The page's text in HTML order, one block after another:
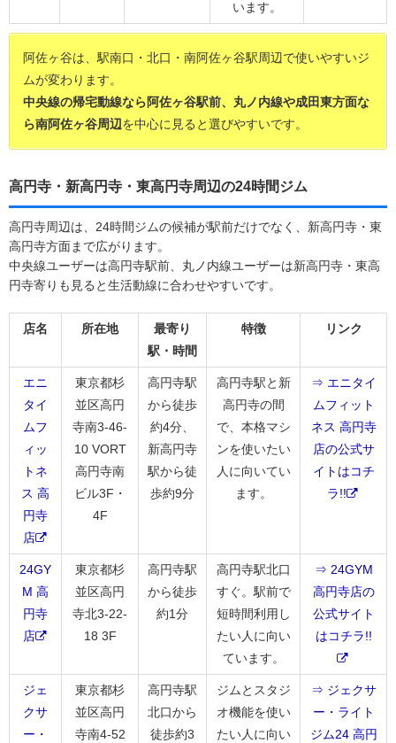
います。
阿佐ヶ谷は、駅南口・北口・南阿佐ヶ谷駅周辺で使いやすいジ
ムが変わります。
中央線の帰宅動線なら阿佐ヶ谷駅前、丸ノ内線や成田東方面な
ら南阿佐ヶ谷周辺を中心に見ると選びやすいです。
高円寺・新高円寺・東高円寺周辺の24時間ジム
高円寺周辺は、24時間ジムの候補が駅前だけでなく、新高円寺・東
高円寺方面まで広がります。
中央線ユーザーは高円寺駅前、丸ノ内線ユーザーは新高円寺・東高
円寺寄りも見ると生活動線に合わせやすいです。
店名 所在地
最寄り
駅・時間
特徴 リンク
エニ
タイ
ムフ
ィッ
トネ
ス 高
円寺
店
東京都杉
並区高円
寺南3-46-
10 VORT
高円寺南
ビル3F・
4F
高円寺駅
から徒歩
約4分、
新高円寺
駅から徒
歩約9分
高円寺駅と新
高円寺の間
で、本格マシ
ンを使いたい
人に向いてい
ます。
⇒ エニタイ
ムフィット
ネス 高円寺
店の公式サ
イトはコチ
ラ!!
24GY
M 高
円寺
店
東京都杉
並区高円
寺北3-22-
18 3F
高円寺駅
から徒歩
約1分
高円寺駅北口
すぐ。駅前で
短時間利用し
たい人に向い
ています。
⇒ 24GYM
高円寺店の
公式サイト
はコチラ!!
ジェ
クサ
ー・
東京都杉
並区高円
寺南4-52
高円寺駅
北口から
徒歩約3
ジムとスタジ
オ機能を使い
たい人に向い
⇒ ジェクサ
ー・ライト
ジム24 高円